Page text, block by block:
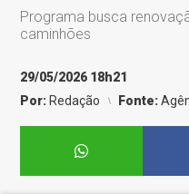
Programa busca
caminhões
29/05/2026 18h21
Por: Redação Fonte: